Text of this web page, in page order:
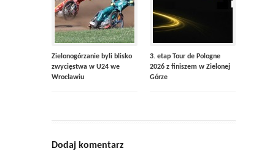
Zielonogórzanie byli blisko
zwycięstwa w U24 we
Wrocławiu
3. etap Tour de Pologne
2026 z finiszem w Zielonej
Górze
Dodaj komentarz